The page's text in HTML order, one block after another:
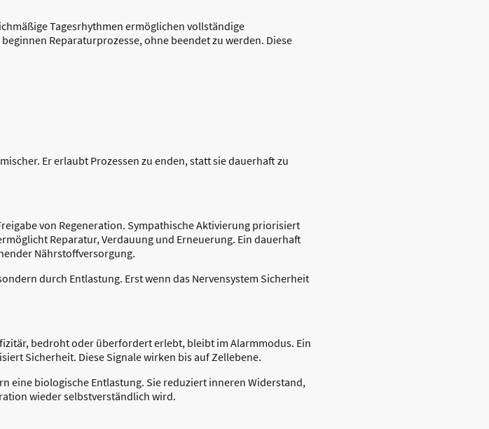
Tagesrhythmen ermöglichen vollständige
Reparaturprozesse, ohne beendet zu werden. Diese
Er erlaubt Prozessen zu enden, statt sie dauerhaft zu
von Regeneration. Sympathische Aktivierung priorisiert
Reparatur, Verdauung und Erneuerung. Ein dauerhaft
Nährstoffversorgung.
durch Entlastung. Erst wenn das Nervensystem Sicherheit
bedroht oder überfordert erlebt, bleibt im Alarmmodus. Ein
Sicherheit. Diese Signale wirken bis auf Zellebene.
eine biologische Entlastung. Sie reduziert inneren Widerstand,
wieder selbstverständlich wird.